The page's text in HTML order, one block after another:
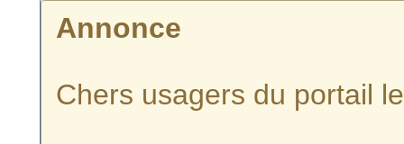
Annonce
Chers usagers du portail